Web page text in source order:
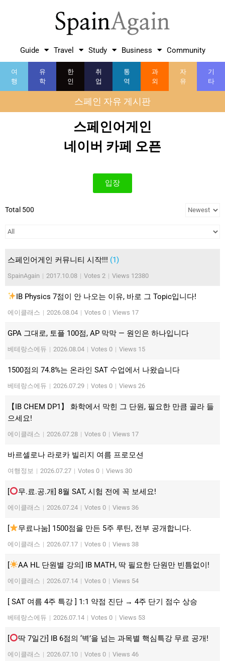
Guide Travel Study Business Community
여
행
유
학
한
인
취
업
통
역
과
외
자
유
기
타
스페인 자유 게시판
스페인어게인
네이버 카페 오픈
입장
Total 500
스페인어게인 커뮤니티 시작!!! (1)
SpainAgain | 2017.10.08 | Votes 2 | Views 12380
IB Physics 7점이 안 나오는 이유, 바로 그 Topic입니다!
에이클래스 | 2026.08.04 | Votes 0 | Views 17
GPA 그대로, 토플 100점, AP 막막 — 원인은 하나입니다
베테랑스에듀 | 2026.08.04 | Votes 0 | Views 15
1500점의 74.8%는 온라인 SAT 수업에서 나왔습니다
베테랑스에듀 | 2026.07.29 | Votes 0 | Views 26
【IB CHEM DP1】 화학에서 막힌 그 단원, 필요한 만큼 골라 들
으세요!
에이클래스 | 2026.07.28 | Votes 0 | Views 17
바르셀로나 라로카 빌리지 여름 프로모션
여행정보 | 2026.07.27 | Votes 0 | Views 30
[ 무.료.공.개] 8월 SAT, 시험 전에 꼭 보세요!
에이클래스 | 2026.07.24 | Votes 0 | Views 36
[ 무료나눔] 1500점을 만든 5주 루틴, 전부 공개합니다.
에이클래스 | 2026.07.17 | Votes 0 | Views 38
[ AA HL 단원별 강의] IB MATH, 딱 필요한 단원만 빈틈없이!
에이클래스 | 2026.07.14 | Votes 0 | Views 54
[ SAT 여름 4주 특강 ] 1:1 약점 진단 → 4주 단기 점수 상승
베테랑스에듀 | 2026.07.14 | Votes 0 | Views 53
[ 딱 7일간] IB 6점의 ‘벽’을 넘는 과목별 핵심특강 무료 공개!
에이클래스 | 2026.07.10 | Votes 0 | Views 46